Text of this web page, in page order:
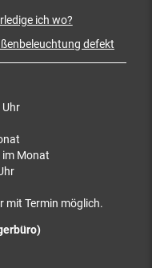
im Monat
mit Termin möglich.
ich wo?
defekt